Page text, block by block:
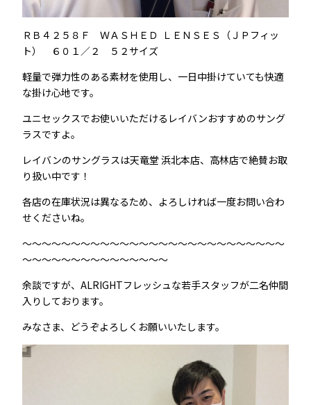
ＲＢ４２５８Ｆ ＷＡＳＨＥＤ ＬＥＮＳＥＳ（ＪＰフィッ
ト） ６０１／２ ５２サイズ
軽量で弾力性のある素材を使用し、一日中掛けていても快適
な掛け心地です。
ユニセックスでお使いいただけるレイバンおすすめのサング
ラスですよ。
レイバンのサングラスは天竜堂 浜北本店、高林店で絶賛お取
り扱い中です！
各店の在庫状況は異なるため、よろしければ一度お問い合わ
せくださいね。
～～～～～～～～～～～～～～～～～～～～～～～～～～～
～～～～～～～～～～～～～～～
余談ですが、ALRIGHTフレッシュな若手スタッフが二名仲間
入りしております。
みなさま、どうぞよろしくお願いいたします。